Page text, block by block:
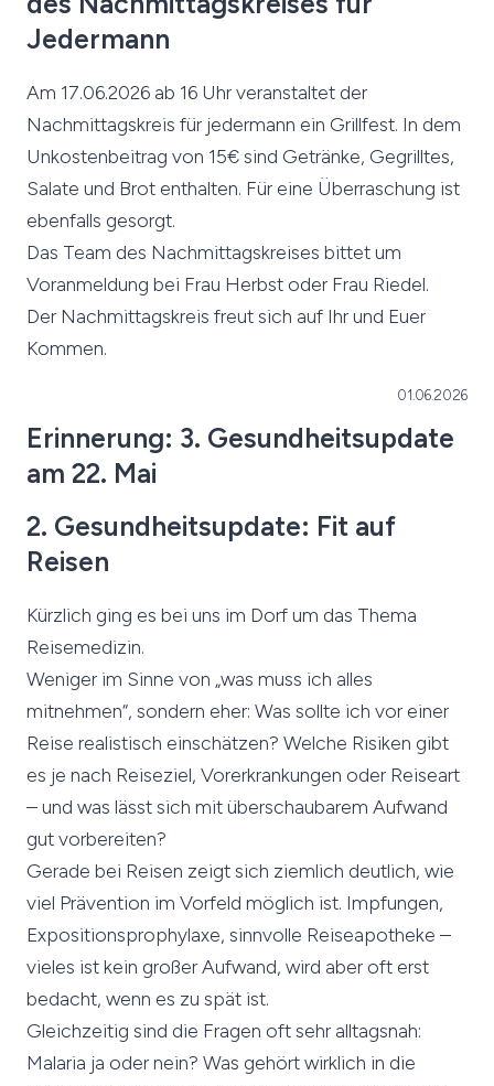
Jedermann
Am 17.06.2026 ab 16 Uhr veranstaltet der
Nachmittagskreis für jedermann ein Grillfest. In dem
Unkostenbeitrag von 15€ sind Getränke, Gegrilltes,
Salate und Brot enthalten. Für eine Überraschung ist
ebenfalls gesorgt.
Das Team des Nachmittagskreises bittet um
Voranmeldung bei Frau Herbst oder Frau Riedel.
Der Nachmittagskreis freut sich auf Ihr und Euer
Kommen.
01.06.2026
Erinnerung: 3. Gesundheitsupdate
am 22. Mai
2. Gesundheitsupdate: Fit auf
Reisen
Kürzlich ging es bei uns im Dorf um das Thema
Reisemedizin.
Weniger im Sinne von „was muss ich alles
mitnehmen“, sondern eher: Was sollte ich vor einer
Reise realistisch einschätzen? Welche Risiken gibt
es je nach Reiseziel, Vorerkrankungen oder Reiseart
– und was lässt sich mit überschaubarem Aufwand
gut vorbereiten?
Gerade bei Reisen zeigt sich ziemlich deutlich, wie
viel Prävention im Vorfeld möglich ist. Impfungen,
Expositionsprophylaxe, sinnvolle Reiseapotheke –
vieles ist kein großer Aufwand, wird aber oft erst
bedacht, wenn es zu spät ist.
Gleichzeitig sind die Fragen oft sehr alltagsnah:
Malaria ja oder nein? Was gehört wirklich in die